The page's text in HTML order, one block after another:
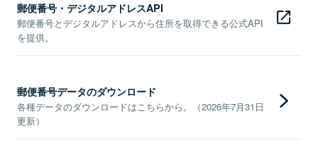
郵便番号・デジタルアドレスAPI
郵便番号とデジタルアドレスから住所を取得できる公式API
を提供。
郵便番号データのダウンロード
各種データのダウンロードはこちらから。（2026年7月31日
更新）